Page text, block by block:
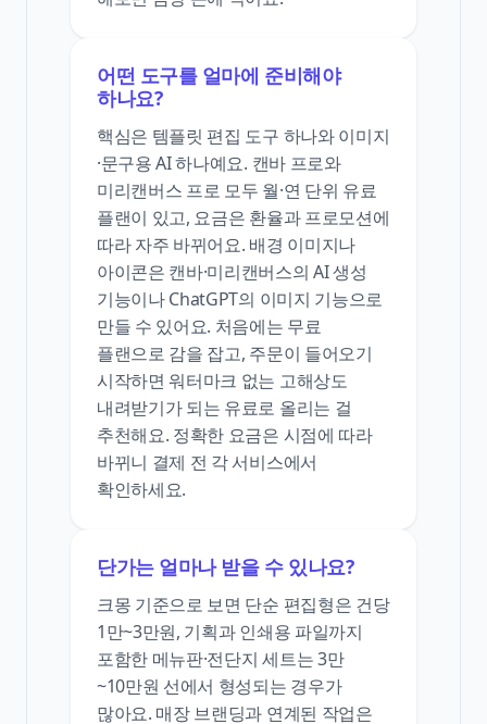
어떤 도구를 얼마에 준비해야
하나요?
핵심은 템플릿 편집 도구 하나와 이미지
·문구용 AI 하나예요. 캔바 프로와
미리캔버스 프로 모두 월·연 단위 유료
플랜이 있고, 요금은 환율과 프로모션에
따라 자주 바뀌어요. 배경 이미지나
아이콘은 캔바·미리캔버스의 AI 생성
기능이나 ChatGPT의 이미지 기능으로
만들 수 있어요. 처음에는 무료
플랜으로 감을 잡고, 주문이 들어오기
시작하면 워터마크 없는 고해상도
내려받기가 되는 유료로 올리는 걸
추천해요. 정확한 요금은 시점에 따라
바뀌니 결제 전 각 서비스에서
확인하세요.
단가는 얼마나 받을 수 있나요?
크몽 기준으로 보면 단순 편집형은 건당
1만~3만원, 기획과 인쇄용 파일까지
포함한 메뉴판·전단지 세트는 3만
~10만원 선에서 형성되는 경우가
많아요. 매장 브랜딩과 연계된 작업은